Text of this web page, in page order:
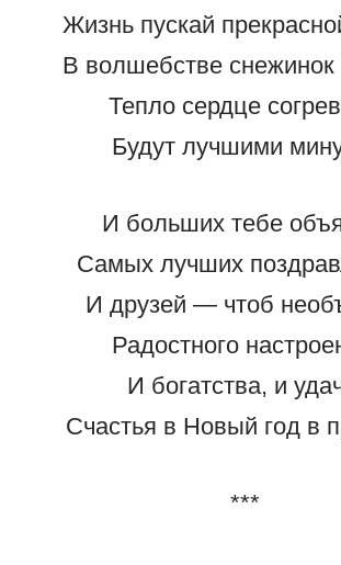
Жизнь пускай
В волшебстве снежинок
Тепло сердце
Будут лучшими
И больших тебе
Самых лучших
И друзей — чтоб
Радостного
И богатства, и
Счастья в Новый год в
***